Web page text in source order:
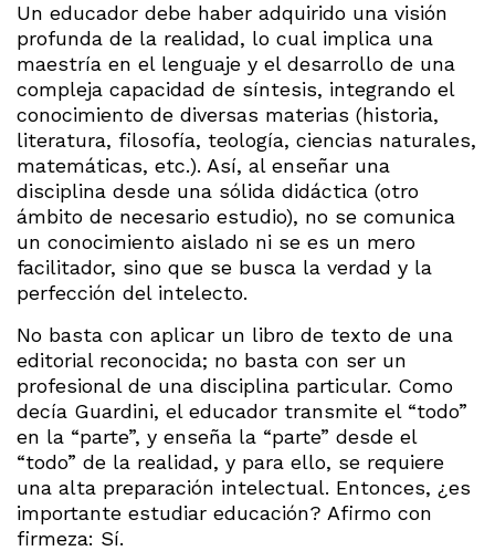
Un educador debe haber adquirido una visión
profunda de la realidad, lo cual implica una
maestría en el lenguaje y el desarrollo de una
compleja capacidad de síntesis, integrando el
conocimiento de diversas materias (historia,
literatura, filosofía, teología, ciencias naturales,
matemáticas, etc.). Así, al enseñar una
disciplina desde una sólida didáctica (otro
ámbito de necesario estudio), no se comunica
un conocimiento aislado ni se es un mero
facilitador, sino que se busca la verdad y la
perfección del intelecto.
No basta con aplicar un libro de texto de una
editorial reconocida; no basta con ser un
profesional de una disciplina particular. Como
decía Guardini, el educador transmite el “todo”
en la “parte”, y enseña la “parte” desde el
“todo” de la realidad, y para ello, se requiere
una alta preparación intelectual. Entonces, ¿es
importante estudiar educación? Afirmo con
firmeza: Sí.